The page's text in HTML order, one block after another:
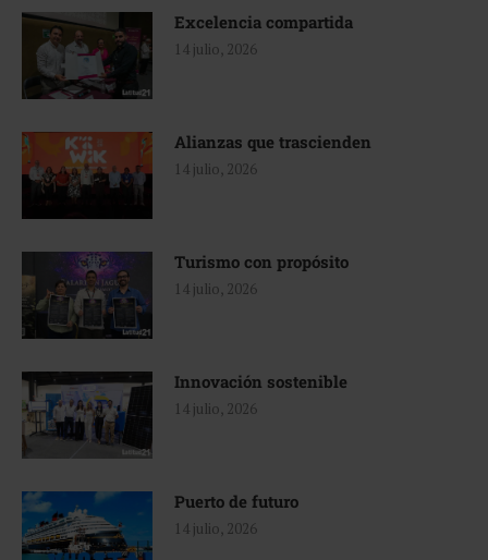
Excelencia compartida
14 julio, 2026
Alianzas que trascienden
14 julio, 2026
Turismo con propósito
14 julio, 2026
Innovación sostenible
14 julio, 2026
Puerto de futuro
14 julio, 2026